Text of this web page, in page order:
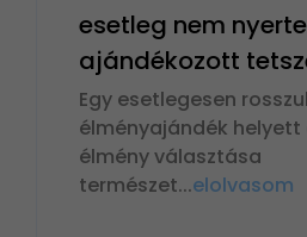
esetleg nem
ajándékozott
Egy esetlegesen
élményajándék helyett
élmény választása
természet...elolvasom